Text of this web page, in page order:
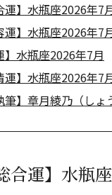
運】水瓶座2026年7
運】水瓶座2026年7
】水瓶座2026年7月
運】水瓶座2026年7
筆】章月綾乃（しょ
合運】水瓶